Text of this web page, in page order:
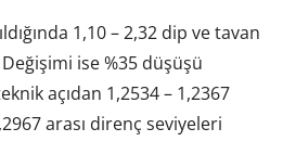
1,10 – 2,32 dip ve tavan
ise %35 düşüşü
açıdan 1,2534 – 1,2367
arası direnç seviyeleri